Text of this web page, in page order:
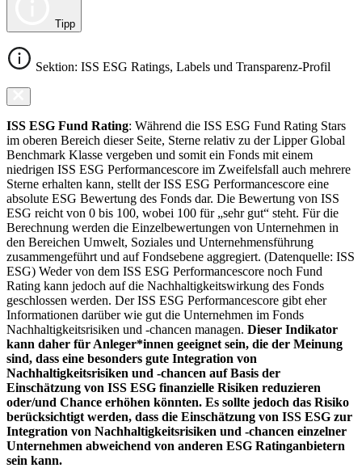
Tipp
Sektion: ISS ESG Ratings, Labels und Transparenz-Profil
ISS ESG Fund Rating: Während die ISS ESG Fund Rating Stars
im oberen Bereich dieser Seite, Sterne relativ zu der Lipper Global
Benchmark Klasse vergeben und somit ein Fonds mit einem
niedrigen ISS ESG Performancescore im Zweifelsfall auch mehrere
Sterne erhalten kann, stellt der ISS ESG Performancescore eine
absolute ESG Bewertung des Fonds dar. Die Bewertung von ISS
ESG reicht von 0 bis 100, wobei 100 für „sehr gut“ steht. Für die
Berechnung werden die Einzelbewertungen von Unternehmen in
den Bereichen Umwelt, Soziales und Unternehmensführung
zusammengeführt und auf Fondsebene aggregiert. (Datenquelle: ISS
ESG) Weder von dem ISS ESG Performancescore noch Fund
Rating kann jedoch auf die Nachhaltigkeitswirkung des Fonds
geschlossen werden. Der ISS ESG Performancescore gibt eher
Informationen darüber wie gut die Unternehmen im Fonds
Nachhaltigkeitsrisiken und -chancen managen. Dieser Indikator
kann daher für Anleger*innen geeignet sein, die der Meinung
sind, dass eine besonders gute Integration von
Nachhaltigkeitsrisiken und -chancen auf Basis der
Einschätzung von ISS ESG finanzielle Risiken reduzieren
oder/und Chance erhöhen könnten. Es sollte jedoch das Risiko
berücksichtigt werden, dass die Einschätzung von ISS ESG zur
Integration von Nachhaltigkeitsrisiken und -chancen einzelner
Unternehmen abweichend von anderen ESG Ratinganbietern
sein kann.